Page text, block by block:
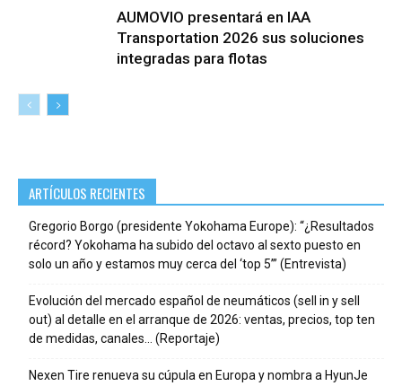
AUMOVIO presentará en IAA
Transportation 2026 sus soluciones
integradas para flotas
ARTÍCULOS RECIENTES
Gregorio Borgo (presidente Yokohama Europe): “¿Resultados
récord? Yokohama ha subido del octavo al sexto puesto en
solo un año y estamos muy cerca del ‘top 5’” (Entrevista)
Evolución del mercado español de neumáticos (sell in y sell
out) al detalle en el arranque de 2026: ventas, precios, top ten
de medidas, canales… (Reportaje)
Nexen Tire renueva su cúpula en Europa y nombra a HyunJe